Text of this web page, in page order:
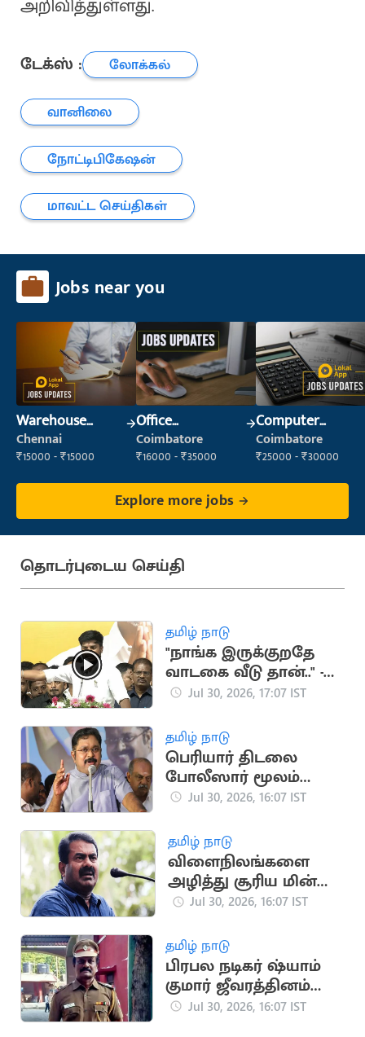
அறிவித்துள்ளது.
டேக்ஸ் :
லோக்கல்
வானிலை
நோட்டிபிகேஷன்
மாவட்ட செய்திகள்
Jobs near you
Warehouse
Supervisor
(Warehouse &
Chennai
₹15000 - ₹15000
Office
Administrator
Coimbatore
₹16000 - ₹35000
Computer
Operator
Coimbatore
₹25000 - ₹30000
Explore more jobs
தொடர்புடைய செய்தி
தமிழ் நாடு
"நாங்க இருக்குறதே
வாடகை வீடு தான்.." -
அமைச்சர் ரமேஷ்
Jul 30, 2026, 17:07 IST
தமிழ் நாடு
பெரியார் திடலை
போலீஸார் மூலம்
முடக்குவதா? - டிடிவி
Jul 30, 2026, 16:07 IST
தமிழ் நாடு
விளைநிலங்களை
அழித்து சூரிய மின்
உற்பத்தி.. சீமான்
Jul 30, 2026, 16:07 IST
தமிழ் நாடு
பிரபல நடிகர் ஷ்யாம்
குமார் ஜீவரத்தினம்
காலமானார்
Jul 30, 2026, 16:07 IST